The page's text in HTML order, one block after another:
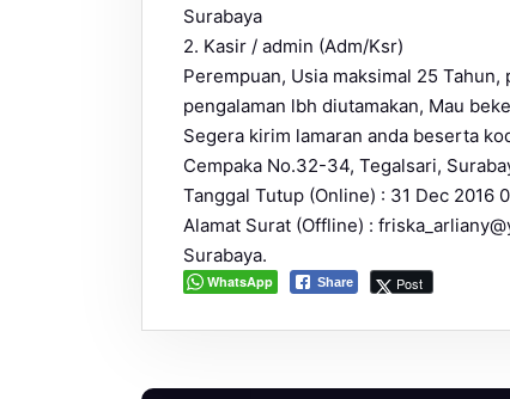
Surabaya
2. Kasir / admin (Adm/Ksr)
Perempuan, Usia maksimal 25
pengalaman lbh diutamakan, Mau
Segera kirim lamaran anda beserta
Cempaka No.32-34, Tegalsari,
Tanggal Tutup (Online) : 31 Dec 2016
Alamat Surat (Offline) :
Surabaya.
WhatsApp Share Post